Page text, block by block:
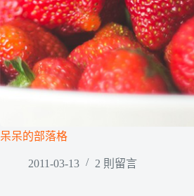
呆呆的部落格
2011-03-13 2 則留言